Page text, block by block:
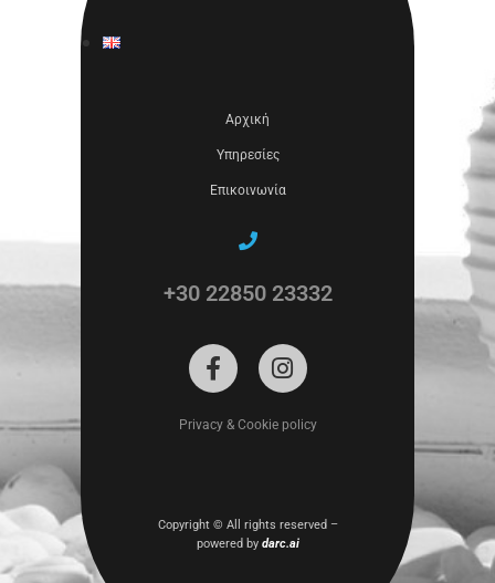
Αρχική
Υπηρεσίες
Επικοινωνία
+30 22850 23332
Privacy & Cookie policy
Copyright © All rights reserved –
powered by darc.ai